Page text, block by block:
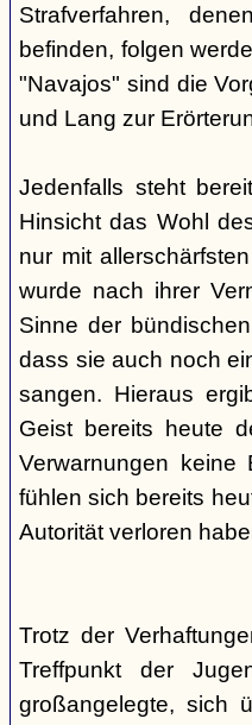
Strafverfahren,
befinden, folgen
"Navajos" sind die
und Lang zur
Jedenfalls steht
Hinsicht das Wohl
nur mit
wurde nach ihrer
Sinne der
dass sie auch noch
sangen. Hieraus
Geist bereits heute
Verwarnungen keine
fühlen sich bereits
Autorität verloren
Trotz der
Treffpunkt der
großangelegte, sich